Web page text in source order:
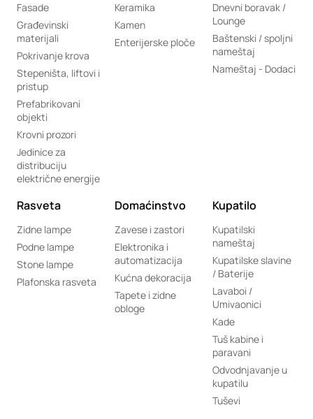
Fasade
Građevinski
materijali
Pokrivanje krova
Stepeništa, liftovi i
pristup
Prefabrikovani
objekti
Krovni prozori
Jedinice za
distribuciju
električne energije
Keramika
Kamen
Enterijerske ploče
Dnevni boravak /
Lounge
Baštenski / spoljni
nameštaj
Nameštaj - Dodaci
Rasveta
Zidne lampe
Podne lampe
Stone lampe
Plafonska rasveta
Domaćinstvo
Zavese i zastori
Elektronika i
automatizacija
Kućna dekoracija
Tapete i zidne
obloge
Kupatilo
Kupatilski
nameštaj
Kupatilske slavine
/ Baterije
Lavaboi /
Umivaonici
Kade
Tuš kabine i
paravani
Odvodnjavanje u
kupatilu
Tuševi